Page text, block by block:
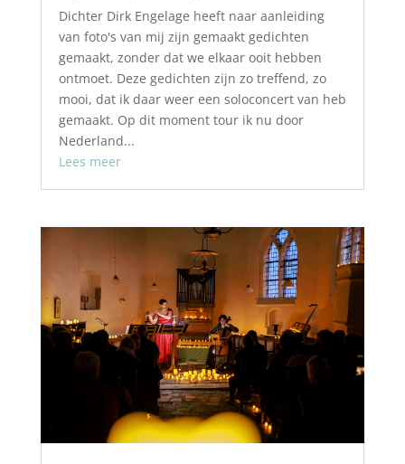
Dichter Dirk Engelage heeft naar aanleiding
van foto's van mij zijn gemaakt gedichten
gemaakt, zonder dat we elkaar ooit hebben
ontmoet. Deze gedichten zijn zo treffend, zo
mooi, dat ik daar weer een soloconcert van heb
gemaakt. Op dit moment tour ik nu door
Nederland...
Lees meer